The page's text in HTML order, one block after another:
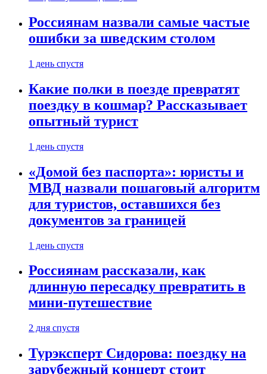
Россиянам назвали самые частые
ошибки за шведским столом
1 день спустя
Какие полки в поезде превратят
поездку в кошмар? Рассказывает
опытный турист
1 день спустя
«Домой без паспорта»: юристы и
МВД назвали пошаговый алгоритм
для туристов, оставшихся без
документов за границей
1 день спустя
Россиянам рассказали, как
длинную пересадку превратить в
мини-путешествие
2 дня спустя
Турэксперт Сидорова: поездку на
зарубежный концерт стоит